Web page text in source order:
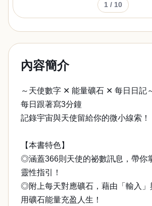
1 / 10
內容簡介
～天使數字 ✕ 能量礦石 ✕ 每日日記
每日跟著寫3分鐘
記錄宇宙與天使留給你的微小線索！
【本書特色】
◎涵蓋366則天使的祕數訊息，帶你
靈性指引！
◎附上每天對應礦石，藉由「輸入」
用礦石能量充盈人生！